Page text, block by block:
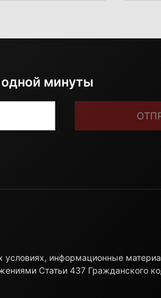
минуты
условиях, информационные
Статьи 437 Гражданского